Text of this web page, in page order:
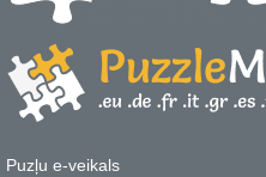
Puzļu e-veikals